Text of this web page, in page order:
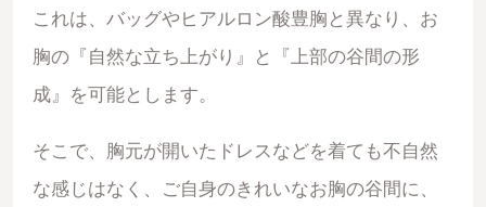
これは、バッグやヒアルロン酸豊胸と異なり、お
胸の『自然な立ち上がり』と『上部の谷間の形
成』を可能とします。
そこで、胸元が開いたドレスなどを着ても不自然
な感じはなく、ご自身のきれいなお胸の谷間に、